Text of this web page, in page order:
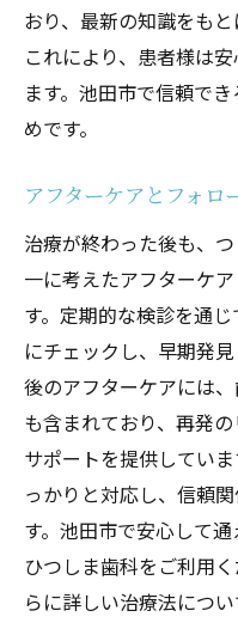
おり、最新の知識をもと
これにより、患者様は
ます。池田市で信頼で
めです。
アフターケアとフォロ
治療が終わった後も、
一に考えたアフターケ
す。定期的な検診を通
にチェックし、早期発
後のアフターケアには
も含まれており、再発
サポートを提供してい
っかりと対応し、信頼
す。池田市で安心して
ひつしま歯科をご利用
らに詳しい治療法につ